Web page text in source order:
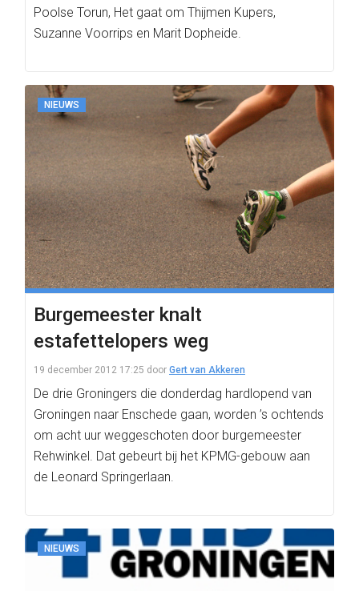
Poolse Torun, Het gaat om Thijmen Kupers,
Suzanne Voorrips en Marit Dopheide.
NIEUWS
Burgemeester knalt
estafettelopers weg
19 december 2012 17:25 door Gert van Akkeren
De drie Groningers die donderdag hardlopend van
Groningen naar Enschede gaan, worden ’s ochtends
om acht uur weggeschoten door burgemeester
Rehwinkel. Dat gebeurt bij het KPMG-gebouw aan
de Leonard Springerlaan.
NIEUWS